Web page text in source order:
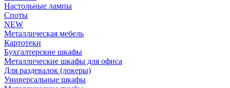
Настольные лампы
Споты
NEW
Металлическая мебель
Картотеки
Бухгалтерские шкафы
Металлические шкафы для офиса
Для раздевалок (локеры)
Универсальные шкафы